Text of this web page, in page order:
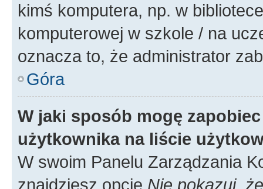
kimś komputera, np. w
komputerowej w szkole / na
oznacza to, że administrator
Góra
W jaki sposób mogę
użytkownika na liście
W swoim Panelu Zarządzania
znajdziesz opcję Nie pokazuj,